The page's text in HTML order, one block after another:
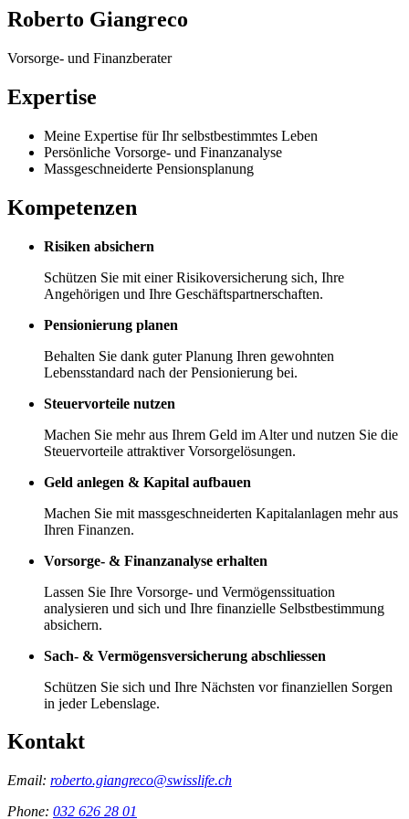
Roberto Giangreco
Vorsorge- und Finanzberater
Expertise
Meine Expertise für Ihr selbstbestimmtes Leben
Persönliche Vorsorge- und Finanzanalyse
Massgeschneiderte Pensionsplanung
Kompetenzen
Risiken absichern
Schützen Sie mit einer Risikoversicherung sich, Ihre
Angehörigen und Ihre Geschäftspartnerschaften.
Pensionierung planen
Behalten Sie dank guter Planung Ihren gewohnten
Lebensstandard nach der Pensionierung bei.
Steuervorteile nutzen
Machen Sie mehr aus Ihrem Geld im Alter und nutzen Sie die
Steuervorteile attraktiver Vorsorgelösungen.
Geld anlegen & Kapital aufbauen
Machen Sie mit massgeschneiderten Kapitalanlagen mehr aus
Ihren Finanzen.
Vorsorge- & Finanzanalyse erhalten
Lassen Sie Ihre Vorsorge- und Vermögenssituation
analysieren und sich und Ihre finanzielle Selbstbestimmung
absichern.
Sach- & Vermögensversicherung abschliessen
Schützen Sie sich und Ihre Nächsten vor finanziellen Sorgen
in jeder Lebenslage.
Kontakt
Email: roberto.giangreco@swisslife.ch
Phone: 032 626 28 01